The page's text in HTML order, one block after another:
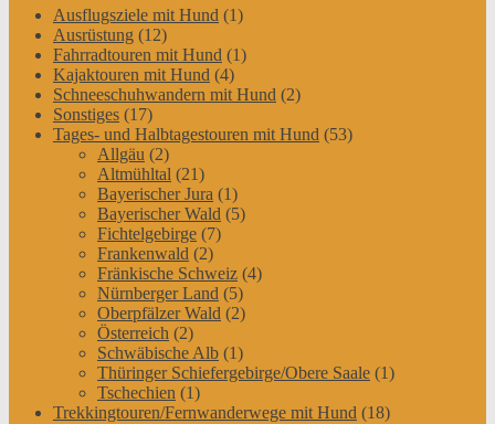
Ausflugsziele mit Hund (1)
Ausrüstung (12)
Fahrradtouren mit Hund (1)
Kajaktouren mit Hund (4)
Schneeschuhwandern mit Hund (2)
Sonstiges (17)
Tages- und Halbtagestouren mit Hund (53)
Allgäu (2)
Altmühltal (21)
Bayerischer Jura (1)
Bayerischer Wald (5)
Fichtelgebirge (7)
Frankenwald (2)
Fränkische Schweiz (4)
Nürnberger Land (5)
Oberpfälzer Wald (2)
Österreich (2)
Schwäbische Alb (1)
Thüringer Schiefergebirge/Obere Saale (1)
Tschechien (1)
Trekkingtouren/Fernwanderwege mit Hund (18)